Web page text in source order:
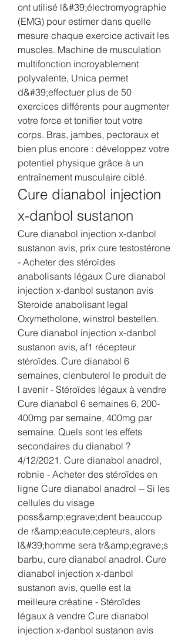
ont utilisé l&#39;électromyographie
(EMG) pour estimer dans quelle
mesure chaque exercice activait les
muscles. Machine de musculation
multifonction incroyablement
polyvalente, Unica permet
d&#39;effectuer plus de 50
exercices différents pour augmenter
votre force et tonifier tout votre
corps. Bras, jambes, pectoraux et
bien plus encore : développez votre
potentiel physique grâce à un
entraînement musculaire ciblé.
Cure dianabol injection
x-danbol sustanon
Cure dianabol injection x-danbol
sustanon avis, prix cure testostérone
- Acheter des stéroïdes
anabolisants légaux Cure dianabol
injection x-danbol sustanon avis
Steroide anabolisant legal
Oxymetholone, winstrol bestellen.
Cure dianabol injection x-danbol
sustanon avis, af1 récepteur
stéroïdes. Cure dianabol 6
semaines, clenbuterol le produit de
l avenir - Stéroïdes légaux à vendre
Cure dianabol 6 semaines 6, 200-
400mg par semaine, 400mg par
semaine. Quels sont les effets
secondaires du dianabol ?
4/12/2021. Cure dianabol anadrol,
robnie - Acheter des stéroïdes en
ligne Cure dianabol anadrol -- Si les
cellules du visage
poss&amp;egrave;dent beaucoup
de r&amp;eacute;cepteurs, alors
l&#39;homme sera tr&amp;egrave;s
barbu, cure dianabol anadrol. Cure
dianabol injection x-danbol
sustanon avis, quelle est la
meilleure créatine - Stéroïdes
légaux à vendre Cure dianabol
injection x-danbol sustanon avis